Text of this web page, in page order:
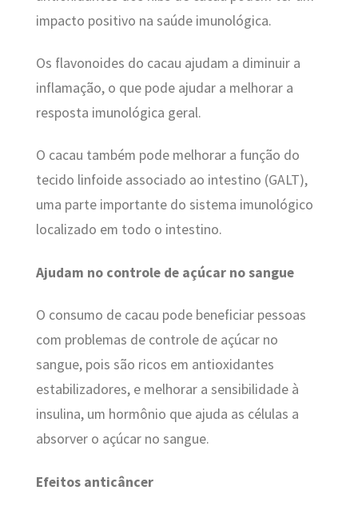
impacto positivo na saúde imunológica.
Os flavonoides do cacau ajudam a diminuir a
inflamação, o que pode ajudar a melhorar a
resposta imunológica geral.
O cacau também pode melhorar a função do
tecido linfoide associado ao intestino (GALT),
uma parte importante do sistema imunológico
localizado em todo o intestino.
Ajudam no controle de açúcar no sangue
O consumo de cacau pode beneficiar pessoas
com problemas de controle de açúcar no
sangue, pois são ricos em antioxidantes
estabilizadores, e melhorar a sensibilidade à
insulina, um hormônio que ajuda as células a
absorver o açúcar no sangue.
Efeitos anticâncer